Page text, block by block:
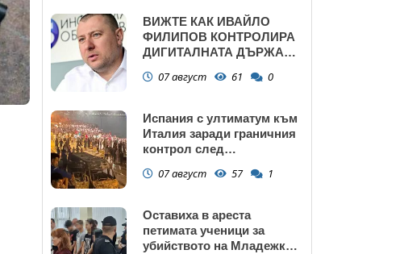
ВИЖТЕ КАК ИВАЙЛО
ФИЛИПОВ КОНТРОЛИРА
ДИГИТАЛНАТА ДЪРЖАВА
ПРАВИТЕЛСТВОТО?
07 август 61 0
Испания с ултиматум към
Италия заради граничния
контрол след
07 август 57 1
Оставиха в ареста
петимата ученици за
убийството на Младежкия